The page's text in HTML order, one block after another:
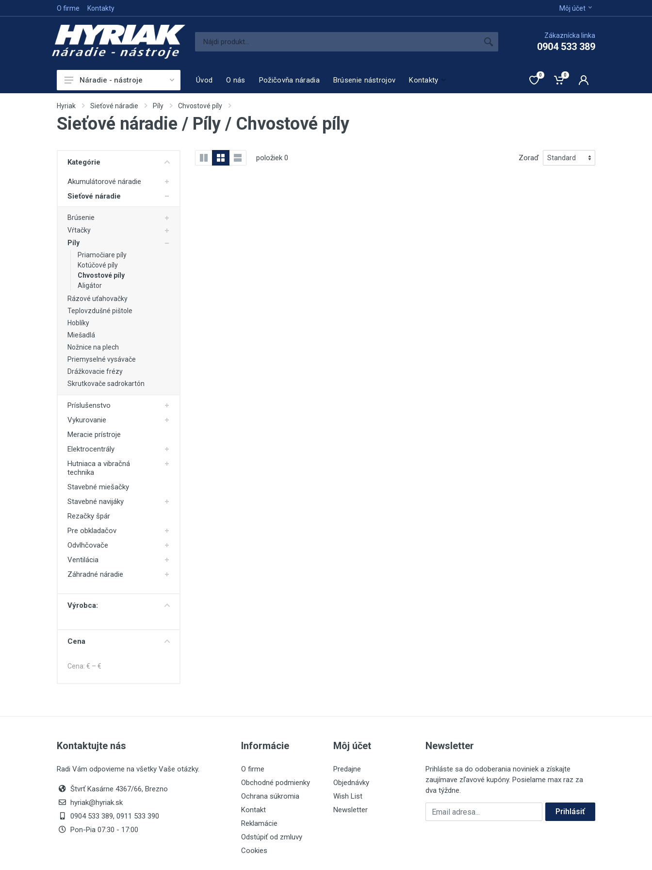
O firme Kontakty Môj účet
Zákaznícka linka
0904 533 389
Akumulátorové náradie
Sieťové náradie
Stavebné navijáky
Rezačky špár
Pre obkladačov
Odvlhčovače
Ventilácia
Záhradné náradie
Náradie - nástroje Úvod O nás Požičovňa náradia Brúsenie nástrojov Kontakty
0 0
Hyriak Sieťové náradie Píly Chvostové píly
Sieťové náradie / Píly / Chvostové píly
Kategórie
Akumulátorové náradie
Sieťové náradie
Brúsenie
Vŕtačky
Píly
Priamočiare píly
Kotúčové píly
Chvostové píly
Aligátor
Rázové uťahovačky
Teplovzdušné pištole
Hoblíky
Miešadlá
Nožnice na plech
Priemyselné vysávače
Drážkovacie frézy
Skrutkovače sadrokartón
Príslušenstvo
Vykurovanie
Meracie prístroje
Elektrocentrály
Hutniaca a vibračná
technika
Stavebné miešačky
Stavebné navijáky
Rezačky špár
Pre obkladačov
Odvlhčovače
Ventilácia
Záhradné náradie
Výrobca:
Cena
Cena: € – €
položiek 0 Zoraď
Kontaktujte nás
Radi Vám odpovieme na všetky Vaše otázky.
Štvrť Kasárne 4367/66, Brezno
hyriak@hyriak.sk
0904 533 389, 0911 533 390
Pon-Pia 07:30 - 17:00
Informácie
O firme
Obchodné podmienky
Ochrana súkromia
Kontakt
Reklamácie
Odstúpiť od zmluvy
Cookies
Môj účet
Predajne
Objednávky
Wish List
Newsletter
Newsletter
Prihláste sa do odoberania noviniek a získajte
zaujímave zľavové kupóny. Posielame max raz za
dva týždne.
Emailová adresa Prihlásiť